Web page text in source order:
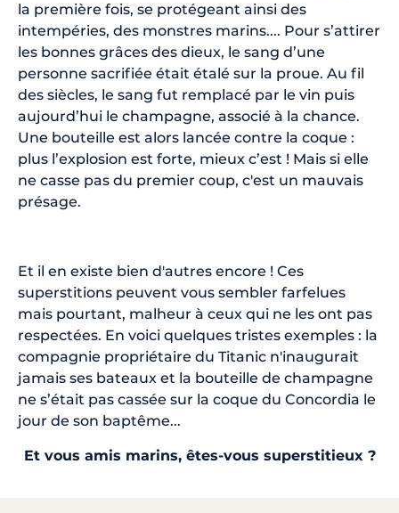
la première fois, se protégeant ainsi des
intempéries, des monstres marins.... Pour s’attirer
les bonnes grâces des dieux, le sang d’une
personne sacrifiée était étalé sur la proue. Au fil
des siècles, le sang fut remplacé par le vin puis
aujourd’hui le champagne, associé à la chance.
Une bouteille est alors lancée contre la coque :
plus l’explosion est forte, mieux c’est ! Mais si elle
ne casse pas du premier coup, c'est un mauvais
présage.
Et il en existe bien d'autres encore ! Ces
superstitions peuvent vous sembler farfelues
mais pourtant, malheur à ceux qui ne les ont pas
respectées. En voici quelques tristes exemples : la
compagnie propriétaire du Titanic n'inaugurait
jamais ses bateaux et la bouteille de champagne
ne s’était pas cassée sur la coque du Concordia le
jour de son baptême...
Et vous amis marins, êtes-vous superstitieux ?